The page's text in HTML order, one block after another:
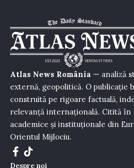
Atlas News România — analiză
externă, geopolitică. O publicație
construită pe rigoare factuală,
relevanță internațională. Citită în
academice și instituționale din
Orientul Mijlociu.
Despre noi